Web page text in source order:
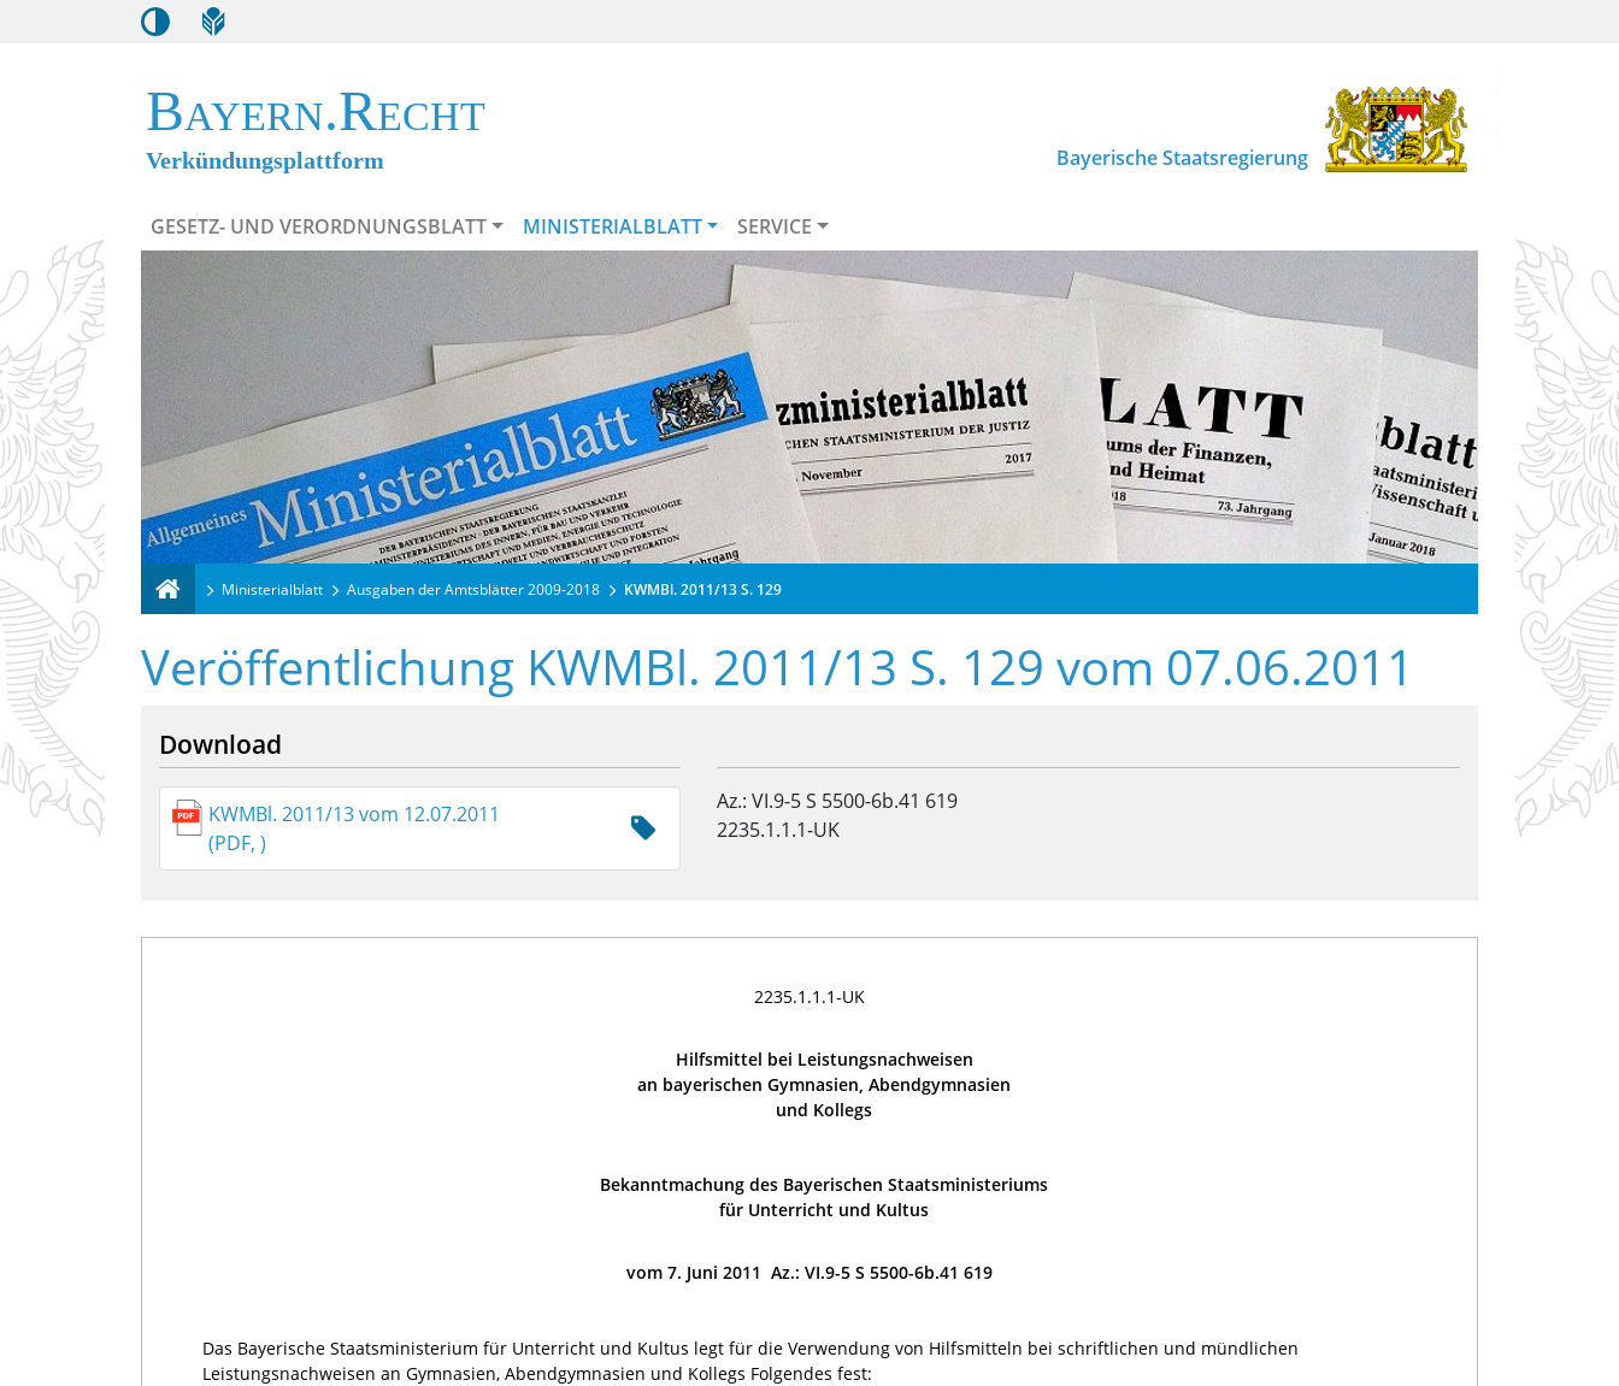
Bayern.Recht
Verkündungsplattform Bayerische Staatsregierung
GESETZ- UND VERORDNUNGSBLATT MINISTERIALBLATT SERVICE
Ministerialblatt Ausgaben der Amtsblätter 2009-2018 KWMBl. 2011/13 S. 129
Veröffentlichung KWMBl. 2011/13 S. 129 vom 07.06.2011
Download
KWMBl. 2011/13 vom 12.07.2011
(PDF, )
Az.: VI.9-5 S 5500-6b.41 619
2235.1.1.1-UK
2235.1.1.1-UK
Hilfsmittel bei Leistungsnachweisen
an bayerischen Gymnasien, Abendgymnasien
und Kollegs
Bekanntmachung des Bayerischen Staatsministeriums
für Unterricht und Kultus
vom 7. Juni 2011 Az.: VI.9-5 S 5500-6b.41 619
Das Bayerische Staatsministerium für Unterricht und Kultus legt für die Verwendung von Hilfsmitteln bei schriftlichen und mündlichen
Leistungsnachweisen an Gymnasien, Abendgymnasien und Kollegs Folgendes fest: